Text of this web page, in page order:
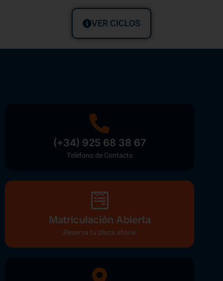
VER CICLOS
(+34) 925 68 38 67
Teléfono de Contacto
Matriculación Abierta
¡Reserva tu plaza ahora!